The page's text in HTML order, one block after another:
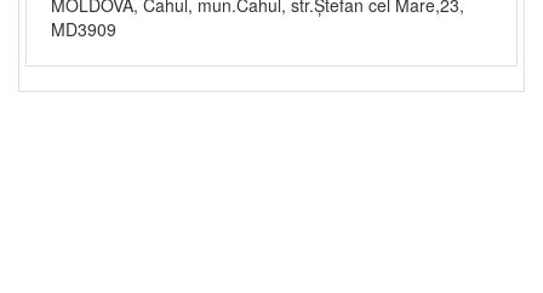
MOLDOVA, Cahul, mun.Cahul, str.Ștefan cel Mare,23,
MD3909